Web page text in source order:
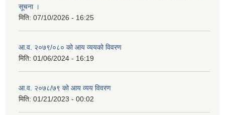
सूचना ।
मिति: 07/10/2026 - 16:25
आ.व. २०७९/०८० को आय व्ययको विवरण
मिति: 01/06/2024 - 16:19
आ.व. २०७८/७९ को आय व्यय विवरण
मिति: 01/21/2023 - 00:02